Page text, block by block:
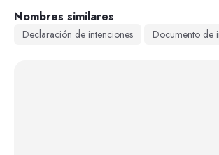
Nombres similares
Declaración de intenciones Documento de